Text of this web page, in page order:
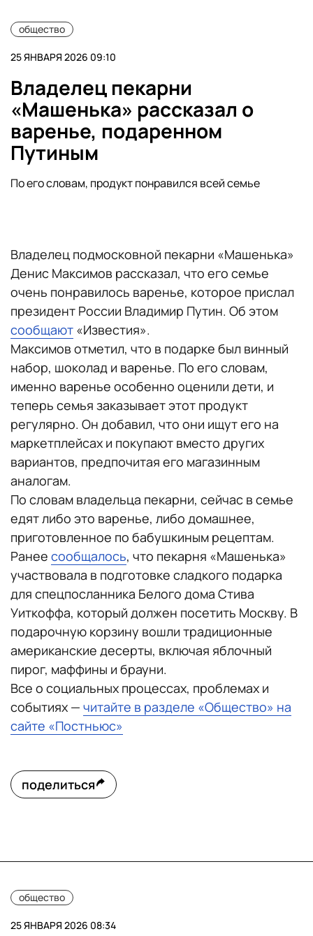
общество
25 ЯНВАРЯ 2026 09:10
Владелец пекарни
«Машенька» рассказал о
варенье, подаренном
Путиным
По его словам, продукт понравился всей семье
Владелец подмосковной пекарни «Машенька»
Денис Максимов рассказал, что его семье
очень понравилось варенье, которое прислал
президент России Владимир Путин. Об этом
сообщают «Известия».
Максимов отметил, что в подарке был винный
набор, шоколад и варенье. По его словам,
именно варенье особенно оценили дети, и
теперь семья заказывает этот продукт
регулярно. Он добавил, что они ищут его на
маркетплейсах и покупают вместо других
вариантов, предпочитая его магазинным
аналогам.
По словам владельца пекарни, сейчас в семье
едят либо это варенье, либо домашнее,
приготовленное по бабушкиным рецептам.
Ранее сообщалось, что пекарня «Машенька»
участвовала в подготовке сладкого подарка
для спецпосланника Белого дома Стива
Уиткоффа, который должен посетить Москву. В
подарочную корзину вошли традиционные
американские десерты, включая яблочный
пирог, маффины и брауни.
Все о социальных процессах, проблемах и
событиях — читайте в разделе «Общество» на
сайте «Постньюс»
поделиться
общество
25 ЯНВАРЯ 2026 08:34